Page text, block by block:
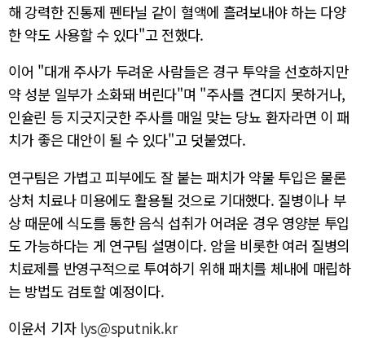
해 강력한 진통제 펜타닐 같이 혈액에 흘려보내야 하는 다양
한 약도 사용할 수 있다"고 전했다.
이어 "대개 주사가 두려운 사람들은 경구 투약을 선호하지만
약 성분 일부가 소화돼 버린다"며 "주사를 견디지 못하거나,
인슐린 등 지긋지긋한 주사를 매일 맞는 당뇨 환자라면 이 패
치가 좋은 대안이 될 수 있다"고 덧붙였다.
연구팀은 가볍고 피부에도 잘 붙는 패치가 약물 투입은 물론
상처 치료나 미용에도 활용될 것으로 기대했다. 질병이나 부
상 때문에 식도를 통한 음식 섭취가 어려운 경우 영양분 투입
도 가능하다는 게 연구팀 설명이다. 암을 비롯한 여러 질병의
치료제를 반영구적으로 투여하기 위해 패치를 체내에 매립하
는 방법도 검토할 예정이다.
이윤서 기자 lys@sputnik.kr